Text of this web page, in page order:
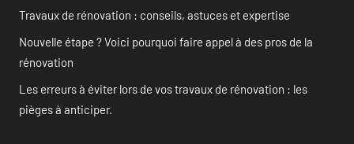
Travaux de rénovation : conseils, astuces et expertise
Nouvelle étape ? Voici pourquoi faire appel à des pros de la
rénovation
Les erreurs à éviter lors de vos travaux de rénovation : les
pièges à anticiper.